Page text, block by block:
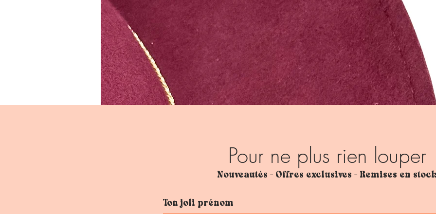
Pour ne plus rien louper
Nouveautés - Offres exclusives - Remises en